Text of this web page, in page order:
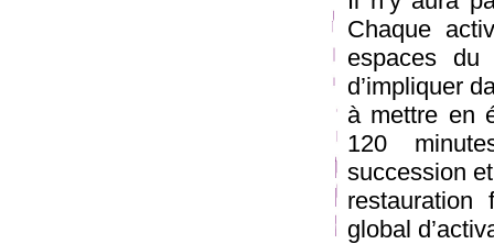
Chaque
espaces
d’impliquer
à mettre en
120
succession
global